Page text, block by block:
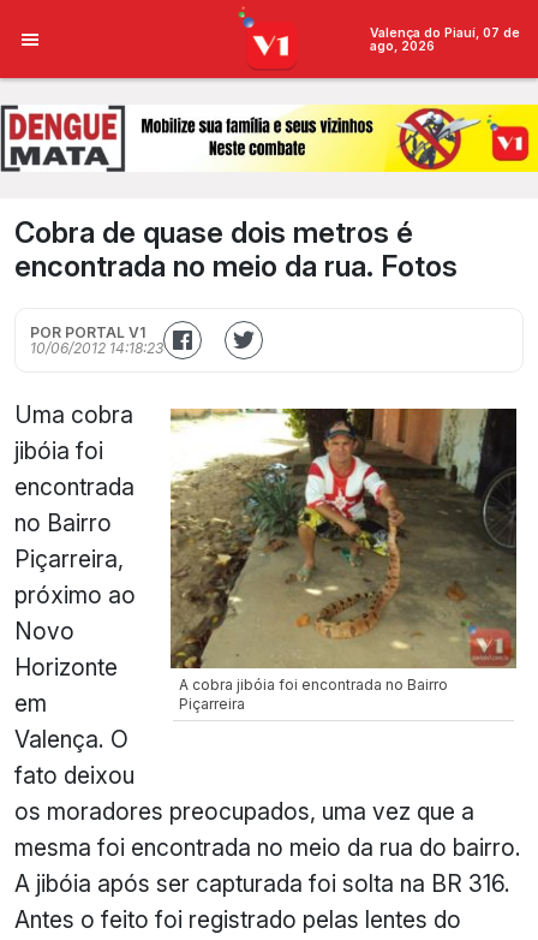
Valença do Piauí, 07 de
ago, 2026
Cobra de quase dois metros é
encontrada no meio da rua. Fotos
POR PORTAL V1
10/06/2012 14:18:23
A cobra jibóia foi encontrada no Bairro
Piçarreira
Uma cobra
jibóia foi
encontrada
no Bairro
Piçarreira,
próximo ao
Novo
Horizonte
em
Valença. O
fato deixou
os moradores preocupados, uma vez que a
mesma foi encontrada no meio da rua do bairro.
A jibóia após ser capturada foi solta na BR 316.
Antes o feito foi registrado pelas lentes do